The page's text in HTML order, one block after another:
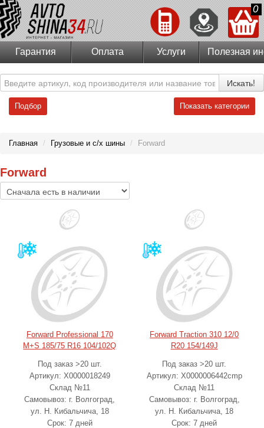
0
Гарантия Оплата Услуги Полезная
Искать!
Подбор Показать категории
Главная / Грузовые и с/х шины / Forward
Forward
Forward Professional 170
M+S 185/75 R16 104/102Q
Под заказ >20 шт.
Артикул: Х0000018249
Склад №11
Самовывоз: г. Волгоград,
ул. Н. Кибальчича, 18
Срок: 7 дней
Forward Traction 310 12/0
R20 154/149J
Под заказ >20 шт.
Артикул: Х0000006442cmp
Склад №11
Самовывоз: г. Волгоград,
ул. Н. Кибальчича, 18
Срок: 7 дней